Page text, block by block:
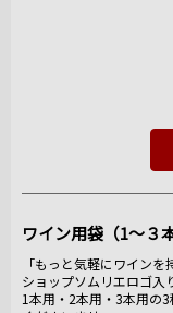
ワイン用袋（1～３
「もっと気軽にワイン
ショップソムリエロゴ入
1本用・2本用・3本用の